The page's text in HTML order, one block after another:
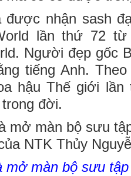
được nhận sash
lần thứ 72 từ
Người đẹp gốc
tiếng Anh.
hậu Thế giới
đời.
mở màn bộ sưu